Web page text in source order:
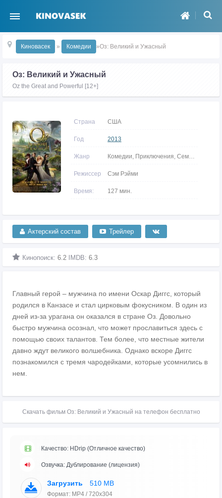
Киновасек » Комедии »Оз: Великий и Ужасный
Оз: Великий и Ужасный
Oz the Great and Powerful [12+]
Страна США
Год 2013
Жанр Комедии, Приключения, Семейные, Фэнтези
Режиссер Сэм Рэйми
Время: 127 мин.
Актерский состав Трейлер
Кинопоиск: 6.2 IMDB: 6.3
Главный герой – мужчина по имени Оскар Диггс, который
родился в Канзасе и стал цирковым фокусником. В один из
дней из-за урагана он оказался в стране Оз. Довольно
быстро мужчина осознал, что может прославиться здесь с
помощью своих талантов. Тем более, что местные жители
давно ждут великого волшебника. Однако вскоре Диггс
познакомился с тремя чародейками, которые усомнились в
нем.
Скачать фильм Оз: Великий и Ужасный на телефон бесплатно
Качество: HDrip (Отличное качество)
Озвучка: Дублирование (лицензия)
Загрузить 510 MB
Формат: MP4 / 720x304